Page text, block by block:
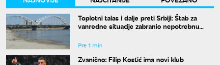
Toplotni talas i dalje preti Srbiji: Štab za
vanredne situacije zabranio nepotrebnu
Pre 1 min
Zvanično: Filip Kostić ima novi klub